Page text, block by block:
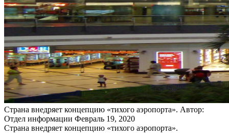
Страна внедряет концепцию «тихого аэропорта». Автор:
Отдел информации Февраль 19, 2020
Страна внедряет концепцию «тихого аэропорта».